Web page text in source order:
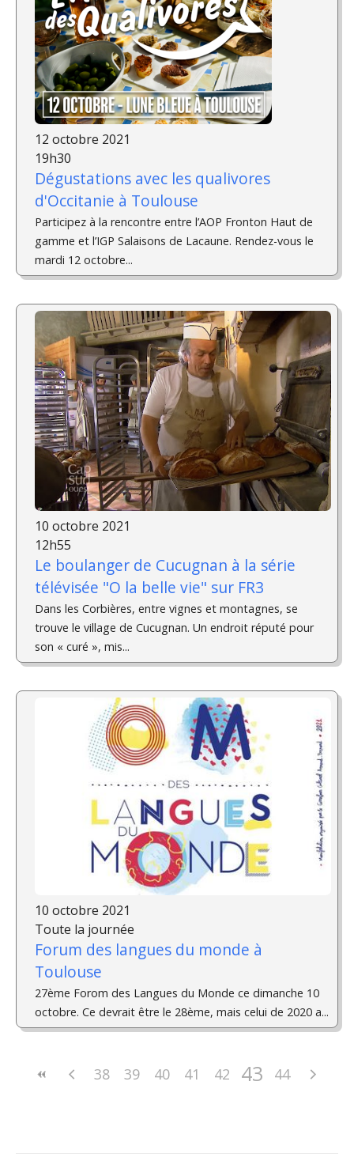
12 octobre 2021
19h30
Dégustations avec les qualivores
d'Occitanie à Toulouse
Participez à la rencontre entre l’AOP Fronton Haut de
gamme et l’IGP Salaisons de Lacaune. Rendez-vous le
mardi 12 octobre...
10 octobre 2021
12h55
Le boulanger de Cucugnan à la série
télévisée "O la belle vie" sur FR3
Dans les Corbières, entre vignes et montagnes, se
trouve le village de Cucugnan. Un endroit réputé pour
son « curé », mis...
10 octobre 2021
Toute la journée
Forum des langues du monde à
Toulouse
27ème Forom des Langues du Monde ce dimanche 10
octobre. Ce devrait être le 28ème, mais celui de 2020 a...
38 39 40 41 42 43 44